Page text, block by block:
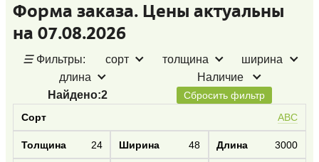
Форма заказа. Цены актуальны
на 07.08.2026
☰ Фильтры: сорт толщина
ширина
длина
Наличие
Найдено:2
Сбросить фильтр
АВС
24 48 3000